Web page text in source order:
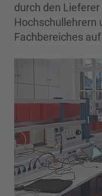
durch den
Hochschullehrern
Fachbereiches